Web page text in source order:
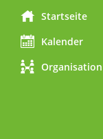
Startseite
Kalender
Organisation